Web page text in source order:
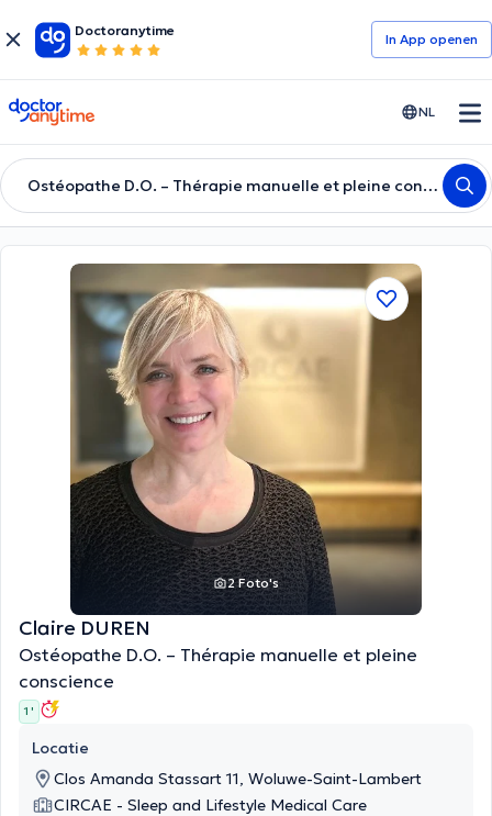
Doctoranytime
In App openen
doctoranytime NL
Ostéopathe D.O. – Thérapie manuelle et pleine conscience
2 Foto's
Claire DUREN
Ostéopathe D.O. – Thérapie manuelle et pleine
conscience
1 '
Locatie
Clos Amanda Stassart 11, Woluwe-Saint-Lambert
CIRCAE - Sleep and Lifestyle Medical Care